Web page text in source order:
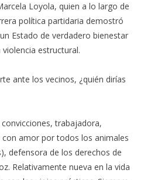
Loyola, quien a lo largo de
política partidaria demostró
Estado de verdadero bienestar
estructural.
ante los vecinos, ¿quién dirías
trabajadora,
amor por todos los animales
defensora de los derechos de
Relativamente nueva en la vida